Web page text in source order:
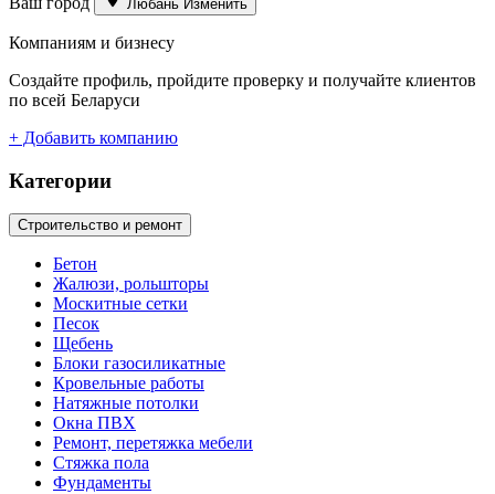
Любань Изменить
Компаниям и бизнесу
Создайте профиль, пройдите проверку и получайте клиентов
по всей Беларуси
+ Добавить компанию
Категории
Строительство и ремонт
Бетон
Жалюзи, рольшторы
Москитные сетки
Песок
Щебень
Блоки газосиликатные
Кровельные работы
Натяжные потолки
Окна ПВХ
Ремонт, перетяжка мебели
Стяжка пола
Фундаменты